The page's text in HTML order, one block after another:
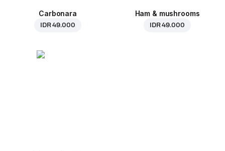
Carbonara
IDR 49.000
Ham & mushrooms
IDR 49.000